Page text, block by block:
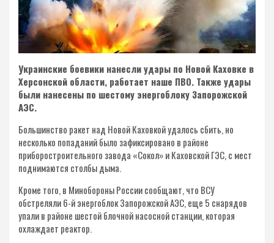
Украинские боевики нанесли удары по Новой Каховке в
Херсонской области, работает наше ПВО. Также удары
были нанесены по шестому энергоблоку Запорожской
АЭС.
Большинство ракет над Новой Каховкой удалось сбить, но
несколько попаданий было зафиксировано в районе
приборостроительного завода «Сокол» и Каховской ГЭС, с мест
поднимаются столбы дыма.
Кроме того, в Минобороны России сообщают, что ВСУ
обстреляли 6-й энергоблок Запорожской АЭС, еще 5 снарядов
упали в районе шестой блочной насосной станции, которая
охлаждает реактор.